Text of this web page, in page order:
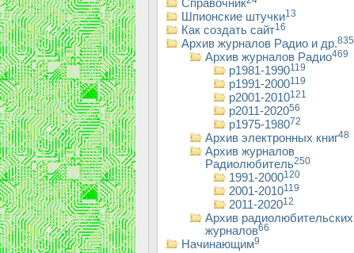
Справочник
Шпионские штучки13
Как создать сайт16
Архив журналов Радио и др.835
Архив журналов Радио469
р1981-1990119
р1991-2000119
р2001-2010121
р2011-202056
р1975-198072
Архив электронных книг48
Архив журналов
Радиолюбитель250
1991-2000120
2001-2010119
2011-202012
Архив радиолюбительских
журналов66
Начинающим9